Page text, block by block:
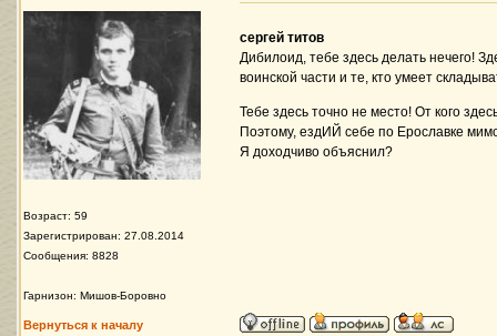
Возраст: 59
Зарегистрирован: 27.08.2014
Сообщения: 8828
Гарнизон: Мишов-Боровно
сергей титов
Дибилоид, тебе здесь делать нечего!
воинской части и те, кто умеет
Тебе здесь точно не место! От кого
Поэтому, ездИЙ себе по Ерославке
Я доходчиво объяснил?
Вернуться к началу